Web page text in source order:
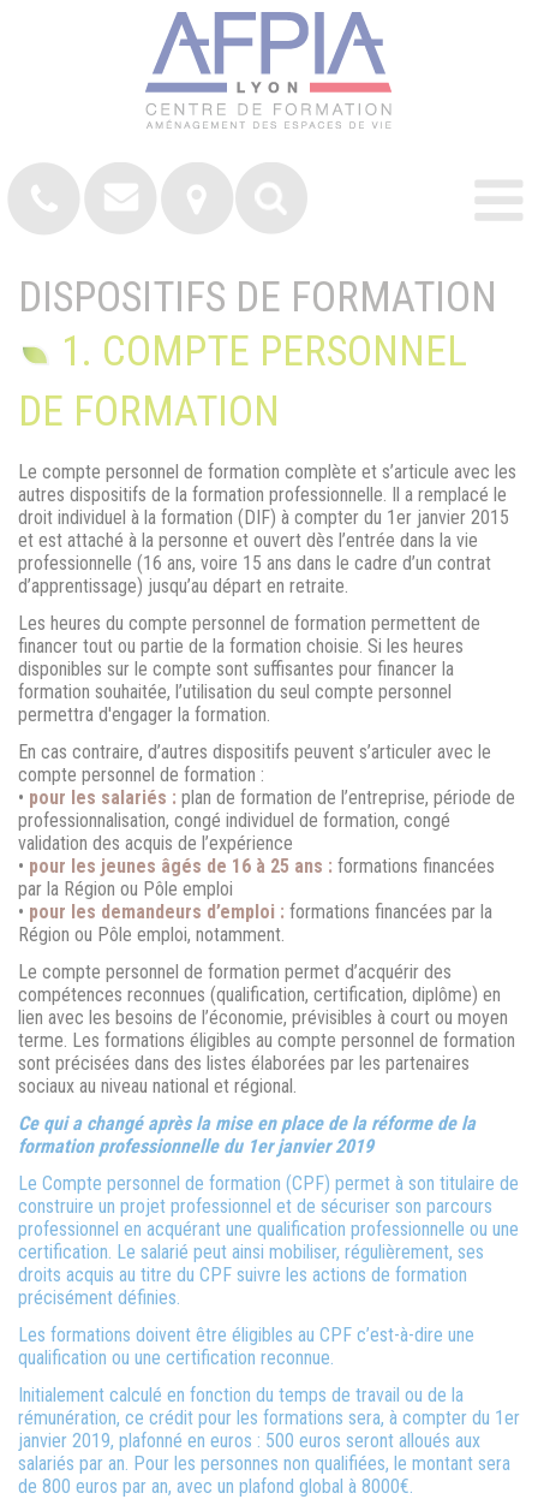
DISPOSITIFS DE FORMATION
1. COMPTE PERSONNEL
DE FORMATION
Le compte personnel de formation complète et s’articule avec les
autres dispositifs de la formation professionnelle. Il a remplacé le
droit individuel à la formation (DIF) à compter du 1er janvier 2015
et est attaché à la personne et ouvert dès l’entrée dans la vie
professionnelle (16 ans, voire 15 ans dans le cadre d’un contrat
d’apprentissage) jusqu’au départ en retraite.
Les heures du compte personnel de formation permettent de
financer tout ou partie de la formation choisie. Si les heures
disponibles sur le compte sont suffisantes pour financer la
formation souhaitée, l’utilisation du seul compte personnel
permettra d'engager la formation.
En cas contraire, d’autres dispositifs peuvent s’articuler avec le
compte personnel de formation :
• pour les salariés : plan de formation de l’entreprise, période de
professionnalisation, congé individuel de formation, congé
validation des acquis de l’expérience
• pour les jeunes âgés de 16 à 25 ans : formations financées
par la Région ou Pôle emploi
• pour les demandeurs d’emploi : formations financées par la
Région ou Pôle emploi, notamment.
Le compte personnel de formation permet d’acquérir des
compétences reconnues (qualification, certification, diplôme) en
lien avec les besoins de l’économie, prévisibles à court ou moyen
terme. Les formations éligibles au compte personnel de formation
sont précisées dans des listes élaborées par les partenaires
sociaux au niveau national et régional.
Ce qui a changé après la mise en place de la réforme de la
formation professionnelle du 1er janvier 2019
Le Compte personnel de formation (CPF) permet à son titulaire de
construire un projet professionnel et de sécuriser son parcours
professionnel en acquérant une qualification professionnelle ou une
certification. Le salarié peut ainsi mobiliser, régulièrement, ses
droits acquis au titre du CPF suivre les actions de formation
précisément définies.
Les formations doivent être éligibles au CPF c’est-à-dire une
qualification ou une certification reconnue.
Initialement calculé en fonction du temps de travail ou de la
rémunération, ce crédit pour les formations sera, à compter du 1er
janvier 2019, plafonné en euros : 500 euros seront alloués aux
salariés par an. Pour les personnes non qualifiées, le montant sera
de 800 euros par an, avec un plafond global à 8000€.